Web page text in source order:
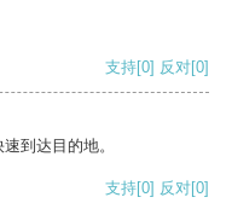
支持[0] 反对[0]
到达目的地。
支持[0] 反对[0]